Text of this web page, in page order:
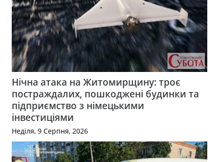
Нічна атака на Житомирщину: троє
постраждалих, пошкоджені будинки та
підприємство з німецькими
інвестиціями
Неділя, 9 Серпня, 2026